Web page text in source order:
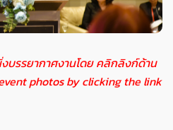
บรรยากาศงานโดย คลิกลิงก์ด้าน
photos by clicking the link